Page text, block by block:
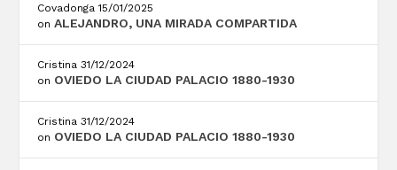
Covadonga 15/01/2025
onALEJANDRO, UNA MIRADA COMPARTIDA
Cristina 31/12/2024
on OVIEDO LA CIUDAD PALACIO 1880-1930
Cristina 31/12/2024
on OVIEDO LA CIUDAD PALACIO 1880-1930